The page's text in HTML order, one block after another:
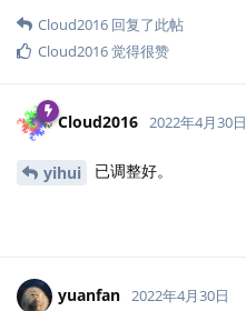
Cloud2016 回复了此帖
Cloud2016觉得很赞
Cloud2016 2022年4月30日
yihui 已调整好。
yuanfan 2022年4月30日